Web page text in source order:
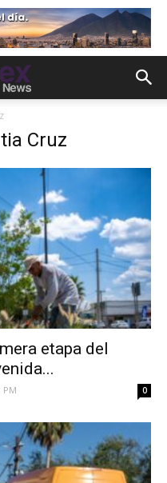
Cruz
etapa del
PM 0